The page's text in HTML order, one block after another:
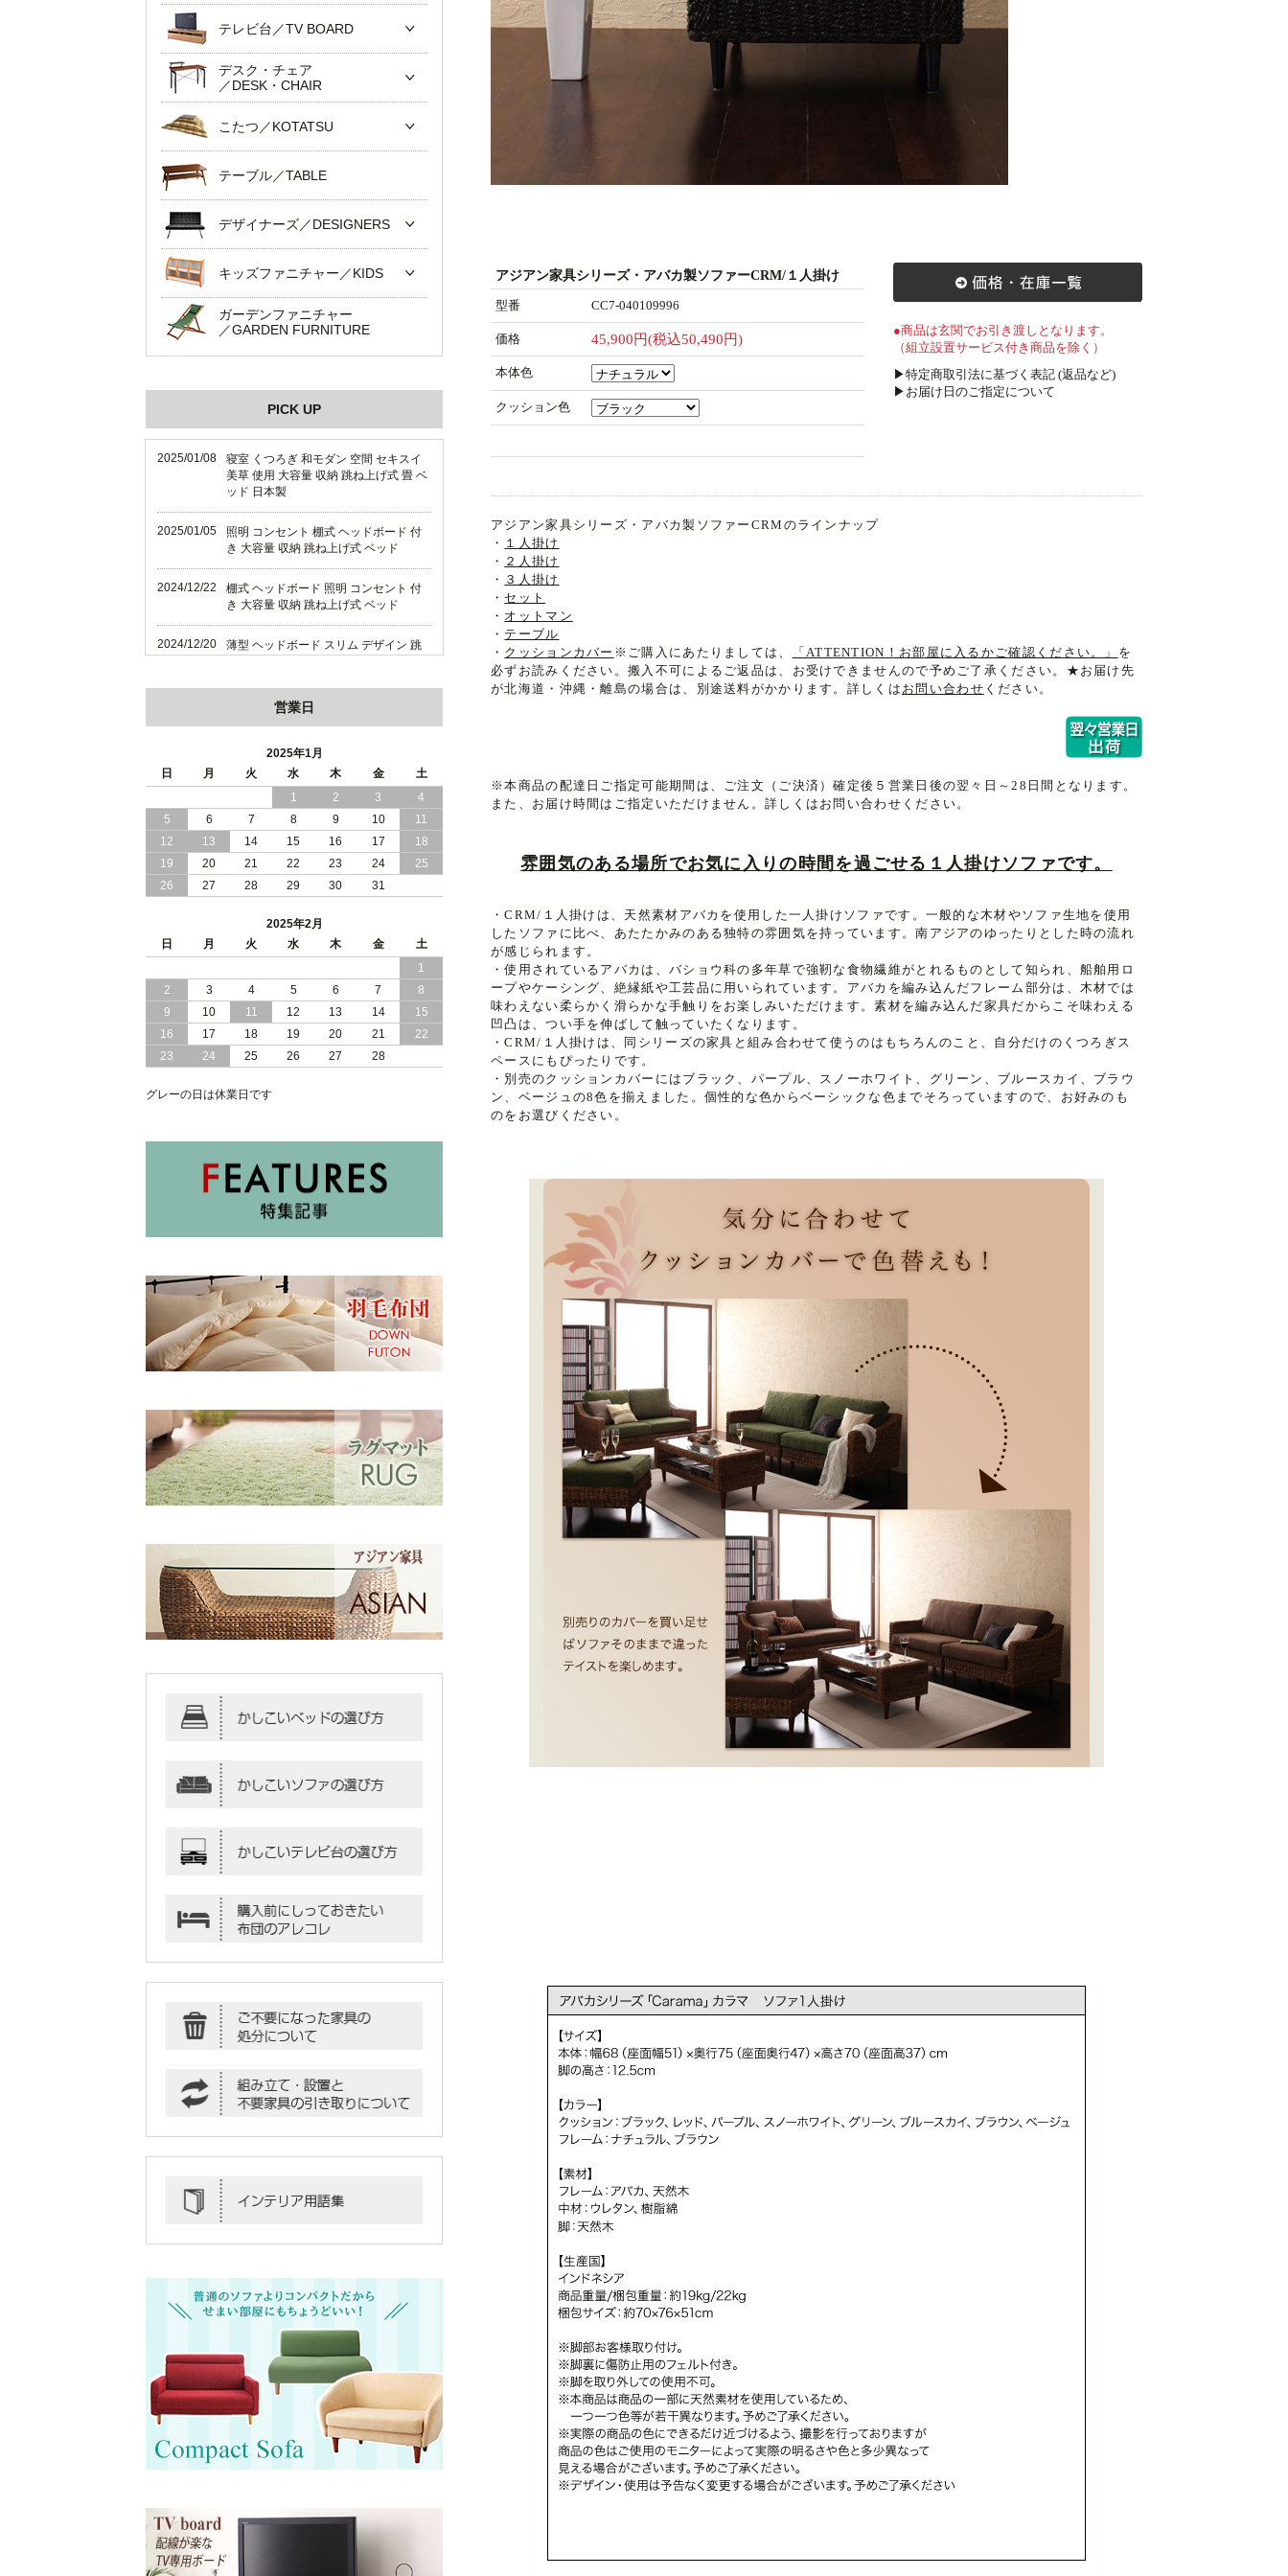
アジアン家具シリーズ・アバカ製ソファーCRM/１人掛け
型番 CC7-040109996
価格 45,900円(税込50,490円)
本体色
クッション色
●商品は玄関でお引き渡しとなります。
（組立設置サービス付き商品を除く）
▶特定商取引法に基づく表記 (返品など)
▶お届け日のご指定について
アジアン家具シリーズ・アバカ製ソファーCRMのラインナップ
・ １人掛け
・ ２人掛け
・ ３人掛け
・ セット
・ オットマン
・ テーブル
・ クッションカバー ※ご購入にあたりましては、 「ATTENTION！お部屋に入るかご確認ください。」 を
必ずお読みください。搬入不可によるご返品は、お受けできませんので予めご了承ください。★お届け先
が北海道・沖縄・離島の場合は、別途送料がかかります。詳しくは お問い合わせ ください。
※本商品の配達日ご指定可能期間は、ご注文（ご決済）確定後５営業日後の翌々日～28日間となります。
また、お届け時間はご指定いただけません。詳しくはお問い合わせください。
雰囲気のある場所でお気に入りの時間を過ごせる１人掛けソファです。
・CRM/１人掛けは、天然素材アバカを使用した一人掛けソファです。一般的な木材やソファ生地を使用
したソファに比べ、あたたかみのある独特の雰囲気を持っています。南アジアのゆったりとした時の流れ
が感じられます。
・使用されているアバカは、バショウ科の多年草で強靭な食物繊維がとれるものとして知られ、船舶用ロ
ープやケーシング、絶縁紙や工芸品に用いられています。アバカを編み込んだフレーム部分は、木材では
味わえない柔らかく滑らかな手触りをお楽しみいただけます。素材を編み込んだ家具だからこそ味わえる
凹凸は、つい手を伸ばして触っていたくなります。
・CRM/１人掛けは、同シリーズの家具と組み合わせて使うのはもちろんのこと、自分だけのくつろぎス
ペースにもぴったりです。
・別売のクッションカバーにはブラック、パープル、スノーホワイト、グリーン、ブルースカイ、ブラウ
ン、ベージュの8色を揃えました。個性的な色からベーシックな色までそろっていますので、お好みのも
のをお選びください。
テレビ台／TV BOARD
デスク・チェア
／DESK・CHAIR
こたつ／KOTATSU
テーブル／TABLE
デザイナーズ／DESIGNERS
キッズファニチャー／KIDS
ガーデンファニチャー
／GARDEN FURNITURE
PICK UP
2025/01/08
寝室 くつろぎ 和モダン 空間 セキスイ
美草 使用 大容量 収納 跳ね上げ式 畳 ベ
ッド 日本製
2025/01/05
照明 コンセント 棚式 ヘッドボード 付
き 大容量 収納 跳ね上げ式 ベッド
2024/12/22
棚式 ヘッドボード 照明 コンセント 付
き 大容量 収納 跳ね上げ式 ベッド
2024/12/20
薄型 ヘッドボード スリム デザイン 跳
薄型 ヘッドボード スリム デザイン 跳
2024/12/17
便利な 棚 モダンライト コンセント 付
き 大容量 収納 リフトアップ ベッド 横
開き 日本製
2024/11/07
便利な 棚 モダンライト コンセント 付
き 大容量 収納 リフトアップ 縦開き 日
本製 ベッド
女性人気 日本製 コンパクト な ショー
トサイズ 跳ね上げ 収納 ベッド 横開き
2024/10/17
日本製 コンパクト な ショートサイズ
跳ね上げ 収納 ベッド 横開き ヘッドボ
ード無し
ード 跳ね上げ式 大容量 収納 ベッド
営業日
2025年1月
日
月 火 水 木 金
土
1
2 3
4
5
6 7 8 9 10
11
12
13 14 15 16 17
18
19
20 21 22 23 24
25
26
27 28 29 30 31
2025年2月
日
月 火 水 木 金
土
1
2
3 4 5 6 7
8
9
10 11 12 13 14
15
16
17 18 19 20 21
22
23
24 25 26 27 28
グレーの日は休業日です